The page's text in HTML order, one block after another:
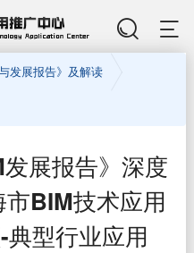
发展报告》及解读
发展报告》深度
BIM技术应用
型行业应用